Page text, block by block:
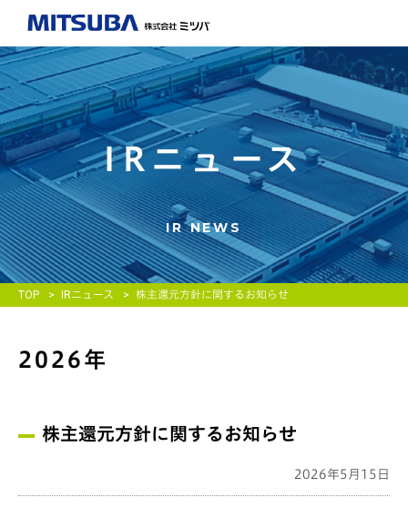
IRニュース
IR NEWS
TOP IRニュース 株主還元方針に関するお知らせ
2026年
株主還元方針に関するお知らせ
2026年5月15日